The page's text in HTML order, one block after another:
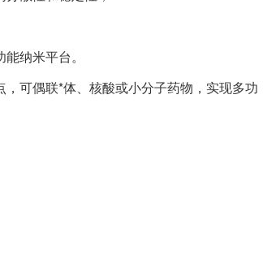
纳米平台。
可偶联*体、核酸或小分子药物，实现多功